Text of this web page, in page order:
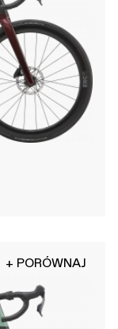
+ PORÓWNAJ